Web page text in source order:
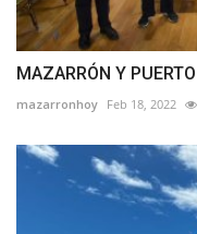
MAZARRÓN Y
mazarronhoy Feb 18, 2022